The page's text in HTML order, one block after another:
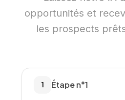
opportunités et
les prospects
1 Étape n°1